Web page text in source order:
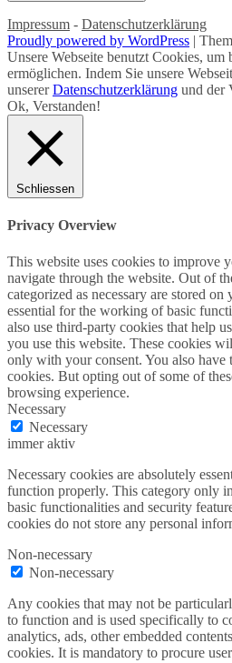
Impressum - Datenschutzerklärung
Proudly powered by WordPress |
Unsere Webseite benutzt Cookies, um
ermöglichen. Indem Sie unsere
unsererDatenschutzerklärung und der
Ok, Verstanden!
Schliessen
Privacy Overview
This website uses cookies to improve
navigate through the website. Out of
categorized as necessary are stored
essential for the working of basic
also use third-party cookies that help
you use this website. These cookies
only with your consent. You also have
cookies. But opting out of some of
browsing experience.
Necessary
Necessary
immer aktiv
Necessary cookies are absolutely
function properly. This category only
basic functionalities and security
cookies do not store any personal
Non-necessary
Non-necessary
Any cookies that may not be
to function and is used specifically to
analytics, ads, other embedded
cookies. It is mandatory to procure